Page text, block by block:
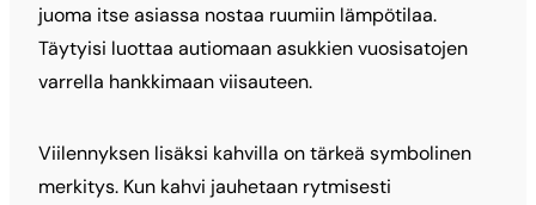
juoma itse asiassa nostaa ruumiin lämpötilaa.
Täytyisi luottaa autiomaan asukkien vuosisatojen
varrella hankkimaan viisauteen.
Viilennyksen lisäksi kahvilla on tärkeä symbolinen
merkitys. Kun kahvi jauhetaan rytmisesti